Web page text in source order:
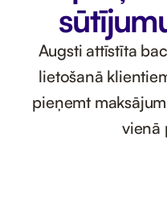
Augsti attīstīta
lietošanā
pieņemt
vienā